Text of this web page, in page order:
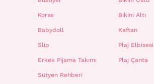
Korse
Babydoll
Slip
Erkek Pijama Takımı
Sütyen Rehberi
Bikini Altı
Kaftan
Plaj Elbisesi
Plaj Çanta